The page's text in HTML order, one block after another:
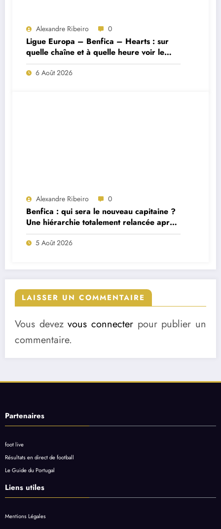
Alexandre Ribeiro 0
Ligue Europa – Benfica – Hearts : sur
quelle chaîne et à quelle heure voir le
match ?
6 Août 2026
Alexandre Ribeiro 0
Benfica : qui sera le nouveau capitaine ?
Une hiérarchie totalement relancée après
deux départs majeurs
5 Août 2026
LAISSER UN COMMENTAIRE
Vous devezvous connecter pour publier un
commentaire.
Partenaires
foot live
Résultats en direct de football
Le Guide du Portugal
Liens utiles
Mentions Légales